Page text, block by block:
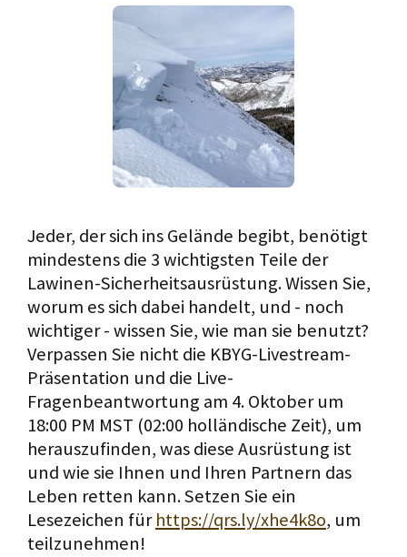
Jeder, der sich ins Gelände begibt, benötigt
mindestens die 3 wichtigsten Teile der
Lawinen-Sicherheitsausrüstung. Wissen Sie,
worum es sich dabei handelt, und - noch
wichtiger - wissen Sie, wie man sie benutzt?
Verpassen Sie nicht die KBYG-Livestream-
Präsentation und die Live-
Fragenbeantwortung am 4. Oktober um
18:00 PM MST (02:00 holländische Zeit), um
herauszufinden, was diese Ausrüstung ist
und wie sie Ihnen und Ihren Partnern das
Leben retten kann. Setzen Sie ein
Lesezeichen fürhttps://qrs.ly/xhe4k8o, um
teilzunehmen!